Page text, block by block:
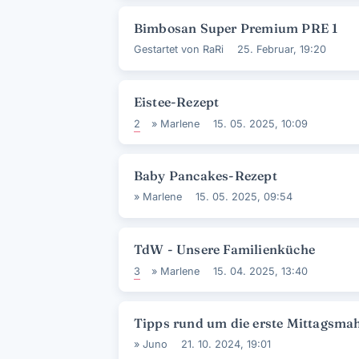
Bimbosan Super Premium PRE 1
Gestartet von RaRi 25. Februar, 19:20
Eistee-Rezept
2 » Marlene 15. 05. 2025, 10:09
Baby Pancakes-Rezept
» Marlene 15. 05. 2025, 09:54
TdW - Unsere Familienküche
3 » Marlene 15. 04. 2025, 13:40
Tipps rund um die erste
» Juno 21. 10. 2024, 19:01